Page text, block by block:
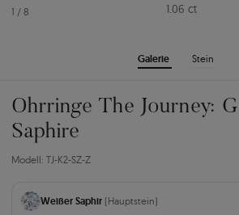
1 / 8
Galerie Stein
1.06 ct
Ohrringe The Journey:
Saphire
Modell: TJ-K2-SZ-Z
Weißer Saphir (Hauptstein)